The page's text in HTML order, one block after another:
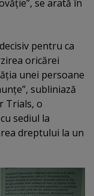
se arată în
pentru ca
oricărei
unei persoane
subliniază
Trials, o
sediul la
dreptului la un